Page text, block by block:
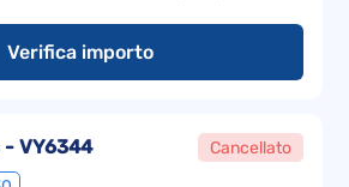
Verifica importo
- VY6344 Cancellato